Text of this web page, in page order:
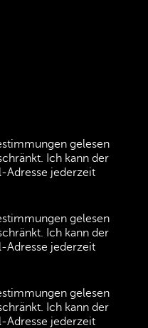
gelesen
Ich kann der
Adresse jederzeit
gelesen
Ich kann der
Adresse jederzeit
gelesen
Ich kann der
Adresse jederzeit